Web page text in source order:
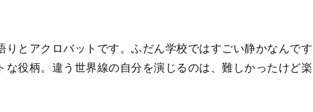
りとアクロバットです。ふだん学校ではすごい静かなんです
な役柄。違う世界線の自分を演じるのは、難しかったけど楽